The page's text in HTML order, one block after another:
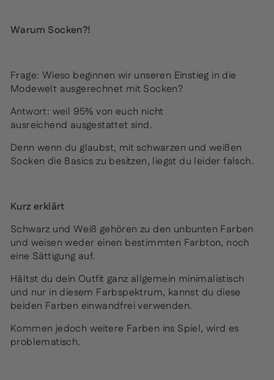
Warum Socken?!
Frage: Wieso beginnen wir unseren Einstieg in die
Modewelt ausgerechnet mit Socken?
Antwort: weil 95% von euch nicht
ausreichend ausgestattet sind.
Denn wenn du glaubst, mit schwarzen und weißen
Socken die Basics zu besitzen, liegst du leider falsch.
Kurz erklärt
Schwarz und Weiß gehören zu den unbunten Farben
und weisen weder einen bestimmten Farbton, noch
eine Sättigung auf.
Hältst du dein Outfit ganz allgemein minimalistisch
und nur in diesem Farbspektrum, kannst du diese
beiden Farben einwandfrei verwenden.
Kommen jedoch weitere Farben ins Spiel, wird es
problematisch.